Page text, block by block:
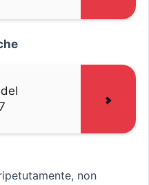
non